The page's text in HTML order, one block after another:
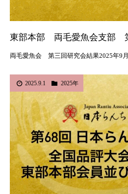
東部本部 両毛愛魚会支部
両毛愛魚会 第三回研究会結果2025年9
2025.9.1 2025年